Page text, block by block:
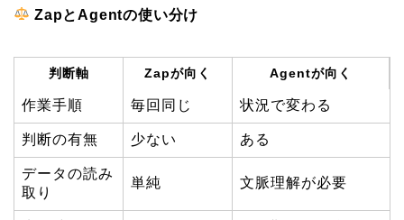
ZapとAgentの使い分け
判断軸 Zapが向く Agentが向く
作業手順 毎回同じ 状況で変わる
判断の有無 少ない ある
データの読み
取り
単純 文脈理解が必要